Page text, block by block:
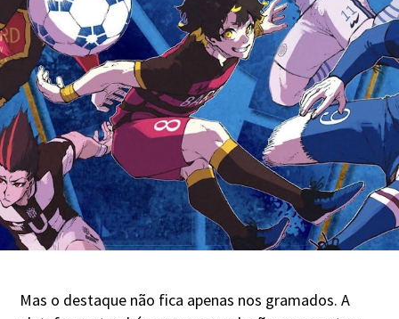
Mas o destaque não fica apenas nos gramados. A